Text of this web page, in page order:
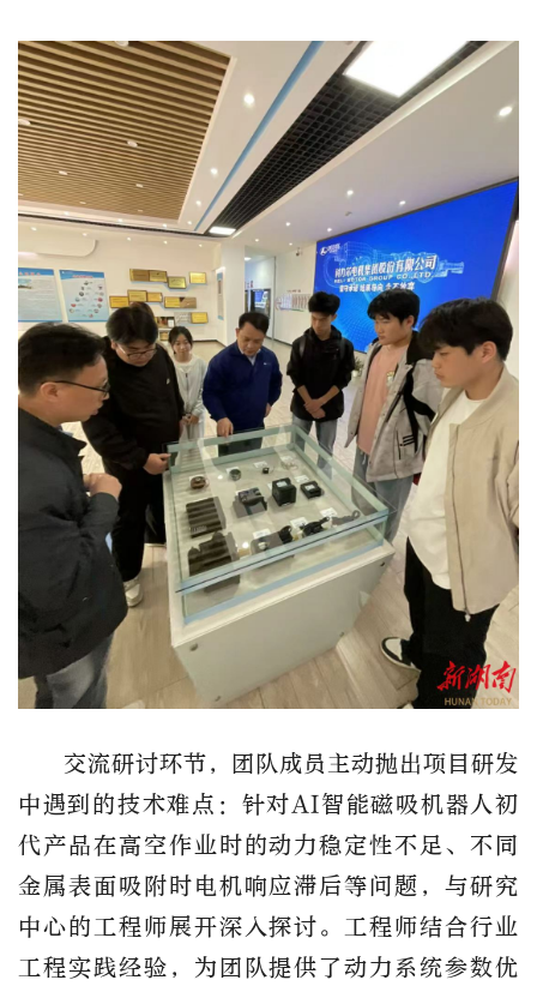
交流研讨环节，团队成员主动抛出项目研发
中遇到的技术难点：针对AI智能磁吸机器人初
代产品在高空作业时的动力稳定性不足、不同
金属表面吸附时电机响应滞后等问题，与研究
中心的工程师展开深入探讨。工程师结合行业
工程实践经验，为团队提供了动力系统参数优